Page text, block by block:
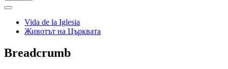
Vida de la Iglesia
Животът на Църквата
Breadcrumb